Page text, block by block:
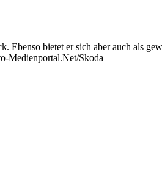
Ebenso bietet er sich aber auch als
Medienportal.Net/Skoda